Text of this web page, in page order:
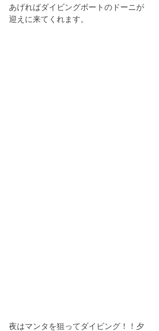
あげればダイビングボートのドーニが
迎えに来てくれます。
夜はマンタを狙ってダイビング！！夕